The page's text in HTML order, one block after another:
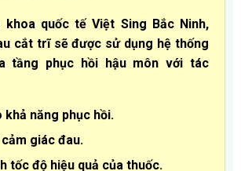
quốc tế Việt Sing Bắc Ninh,
cắt trĩ sẽ được sử dụng hệ thống
tầng phục hồi hậu môn với tác
khả năng phục hồi.
giác đau.
tốc độ hiệu quả của thuốc.